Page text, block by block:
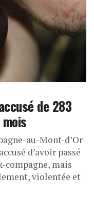
de 283
au-Mont-d’Or
d’avoir passé
compagne, mais
violentée et